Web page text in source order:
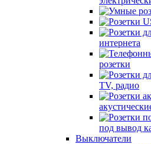
интернета
розетки
TV, радио
под вывод
Выключатели